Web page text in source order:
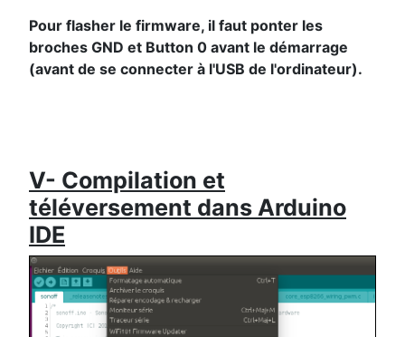
Pour flasher le firmware, il faut ponter les
broches GND et Button 0 avant le démarrage
(avant de se connecter à l'USB de l'ordinateur).
V- Compilation et
téléversement dans Arduino
IDE